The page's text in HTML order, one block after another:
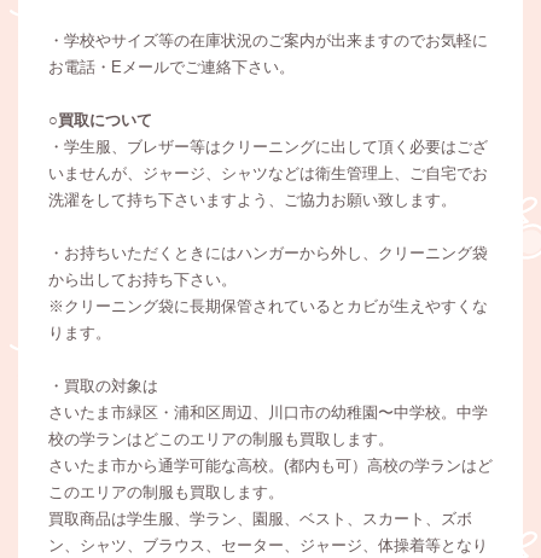
・学校やサイズ等の在庫状況のご案内が出来ますのでお気軽に
お電話・Eメールでご連絡下さい。
○買取について
・学生服、ブレザー等はクリーニングに出して頂く必要はござ
いませんが、ジャージ、シャツなどは衛生管理上、ご自宅でお
洗濯をして持ち下さいますよう、ご協力お願い致します。
・お持ちいただくときにはハンガーから外し、クリーニング袋
から出してお持ち下さい。
※クリーニング袋に長期保管されているとカビが生えやすくな
ります。
・買取の対象は
さいたま市緑区・浦和区周辺、川口市の幼稚園〜中学校。中学
校の学ランはどこのエリアの制服も買取します。
さいたま市から通学可能な高校。(都内も可）高校の学ランはど
このエリアの制服も買取します。
買取商品は学生服、学ラン、園服、ベスト、スカート、ズボ
ン、シャツ、ブラウス、セーター、ジャージ、体操着等となり